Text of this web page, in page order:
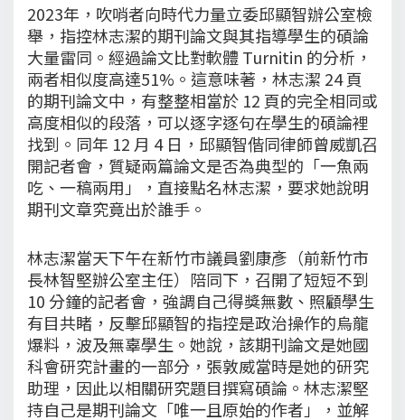
2023年，吹哨者向時代力量立委邱顯智辦公室檢
舉，指控林志潔的期刊論文與其指導學生的碩論
大量雷同。經過論文比對軟體 Turnitin 的分析，
兩者相似度高達51%。這意味著，林志潔 24 頁
的期刊論文中，有整整相當於 12 頁的完全相同或
高度相似的段落，可以逐字逐句在學生的碩論裡
找到。同年 12 月 4 日，邱顯智偕同律師曾威凱召
開記者會，質疑兩篇論文是否為典型的「一魚兩
吃、一稿兩用」，直接點名林志潔，要求她說明
期刊文章究竟出於誰手。
林志潔當天下午在新竹市議員劉康彥（前新竹市
長林智堅辦公室主任）陪同下，召開了短短不到
10 分鐘的記者會，強調自己得獎無數、照顧學生
有目共睹，反擊邱顯智的指控是政治操作的烏龍
爆料，波及無辜學生。她說，該期刊論文是她國
科會研究計畫的一部分，張敦威當時是她的研究
助理，因此以相關研究題目撰寫碩論。林志潔堅
持自己是期刊論文「唯一且原始的作者」，並解